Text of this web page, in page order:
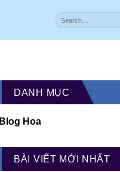
DANH MỤC
Blog Hoa
BÀI VIẾT MỚI NHẤT